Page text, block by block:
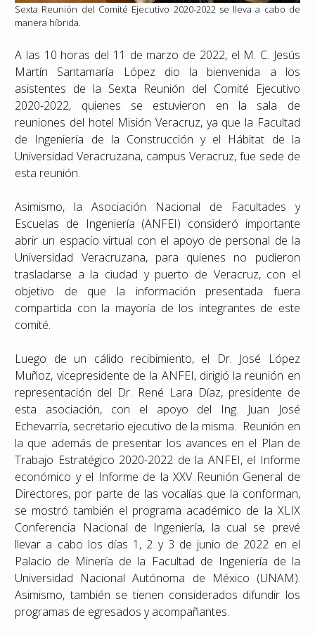
Sexta Reunión del Comité Ejecutivo 2020-2022 se lleva a cabo de
manera híbrida.
A las 10 horas del 11 de marzo de 2022, el M. C. Jesús
Martín Santamaría López dio la bienvenida a los
asistentes de la Sexta Reunión del Comité Ejecutivo
2020-2022, quienes se estuvieron en la sala de
reuniones del hotel Misión Veracruz, ya que la Facultad
de Ingeniería de la Construcción y el Hábitat de la
Universidad Veracruzana, campus Veracruz, fue sede de
esta reunión.
Asimismo, la Asociación Nacional de Facultades y
Escuelas de Ingeniería (ANFEI) consideró importante
abrir un espacio virtual con el apoyo de personal de la
Universidad Veracruzana, para quienes no pudieron
trasladarse a la ciudad y puerto de Veracruz, con el
objetivo de que la información presentada fuera
compartida con la mayoría de los integrantes de este
comité.
Luego de un cálido recibimiento, el Dr. José López
Muñoz, vicepresidente de la ANFEI, dirigió la reunión en
representación del Dr. René Lara Díaz, presidente de
esta asociación, con el apoyo del Ing. Juan José
Echevarría, secretario ejecutivo de la misma. Reunión en
la que además de presentar los avances en el Plan de
Trabajo Estratégico 2020-2022 de la ANFEI, el Informe
económico y el Informe de la XXV Reunión General de
Directores, por parte de las vocalías que la conforman,
se mostró también el programa académico de la XLIX
Conferencia Nacional de Ingeniería, la cual se prevé
llevar a cabo los días 1, 2 y 3 de junio de 2022 en el
Palacio de Minería de la Facultad de Ingeniería de la
Universidad Nacional Autónoma de México (UNAM).
Asimismo, también se tienen considerados difundir los
programas de egresados y acompañantes.